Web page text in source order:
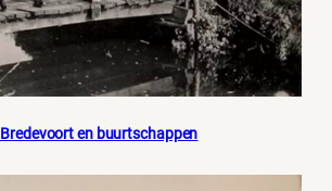
en buurtschappen